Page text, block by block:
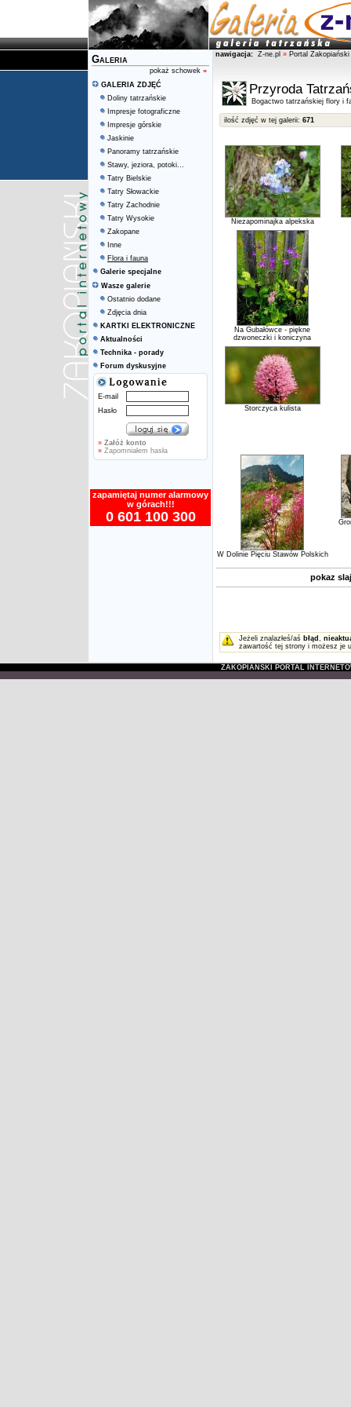
Galeria
pokaż schowek »
GALERIA ZDJĘĆ
Doliny tatrzańskie
Impresje fotograficzne
Impresje górskie
Jaskinie
Panoramy tatrzańskie
Stawy, jeziora, potoki...
Tatry Bielskie
Tatry Słowackie
Tatry Zachodnie
Tatry Wysokie
Zakopane
Inne
Flora i fauna
Galerie specjalne
Wasze galerie
Ostatnio dodane
Zdjęcia dnia
KARTKI ELEKTRONICZNE
Aktualności
Technika - porady
Forum dyskusyjne
E-mail
Hasło
» Załóż konto
» Zapomniałem hasła
zapamiętaj numer alarmowy
w górach!!!
0 601 100 300
nawigacja: Z-ne.pl » Portal Zakopiański
Przyroda
Bogactwo tatrzańskiej flory i
ilość zdjęć w tej galerii: 671
Niezapominajka alpekska
Na Gubałówce - piękne
dzwoneczki i koniczyna
Storczyca kulista
W Dolinie Pięciu Stawów Polskich
pokaz
Jeżeli znalazłeś/aś błąd ,
zawartość tej strony i możesz je
ZAKOPIAŃSKI PORTAL